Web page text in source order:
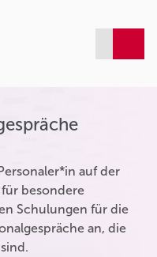
auf der
besondere
Schulungen für die
an, die